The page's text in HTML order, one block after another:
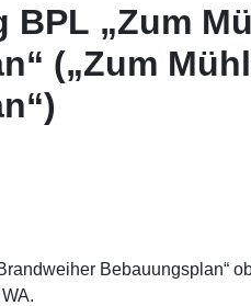
BPL „Zum
(„Zum
Bebauungsplan“